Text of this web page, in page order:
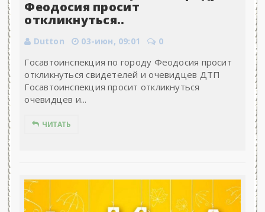
Феодосия просит
откликнуться..
Dutton 03-июн, 09:01 0
Госавтоинспекция по городу Феодосия просит
откликнуться свидетелей и очевидцев ДТП
Госавтоинспекция просит откликнуться
очевидцев и...
ЧИТАТЬ